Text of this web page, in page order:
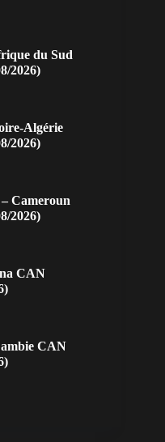
du Sud
2026)
Algérie
2026)
Cameroun
2026)
CAN
CAN